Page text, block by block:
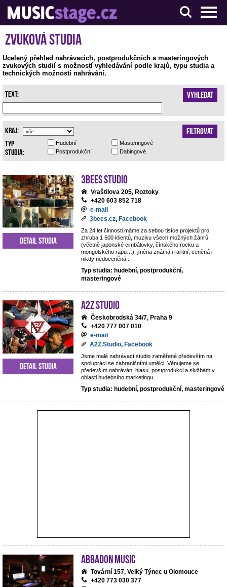
S muzikanty pro muzikanty
Zvuková studia
Ucelený přehled nahrávacích, postprodukčních a masteringových
zvukových studií s možností vyhledávání podle krajů, typu studia a
technických možností nahrávání.
Vyhledat
Text:
Filtrovat
Kraj:
Masteringové
Dabingové
Hudební
Postprodukční
Typ
studia:
3bees studio
Vraštilova 205, Roztoky
+420 603 852 718
e-mail
3bees.cz, Facebook
Za 24 let činnosti máme za sebou tisíce projektů pro
zhruba 1 500 klientů, muziku všech možných žánrů
(včetně japonské cimbálovky, čínského rocku a
mongolského rapu…), jména známá i raritní, ceněná i
nikdy nedoceněná...
Typ studia: hudební, postprodukční,
masteringové
Detail studia
A2Z Studio
Českobrodská 34/7, Praha 9
+420 777 007 010
e-mail
A2Z.Studio, Facebook
Jsme malé nahrávací studio zaměřené především na
spolupráci se zahraničními umělci. Věnujeme se
především nahrávání hlasu, postprodukci a službám v
oblasti hudebního marketingu.
Typ studia: hudební, postprodukční, masteringové
Detail studia
ABBADON Music
Tovární 157, Velký Týnec u Olomouce
+420 773 030 377